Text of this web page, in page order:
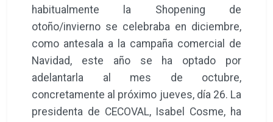
habitualmente la Shopening de
otoño/invierno se celebraba en diciembre,
como antesala a la campaña comercial de
Navidad, este año se ha optado por
adelantarla al mes de octubre,
concretamente al próximo jueves, día 26. La
presidenta de CECOVAL, Isabel Cosme, ha